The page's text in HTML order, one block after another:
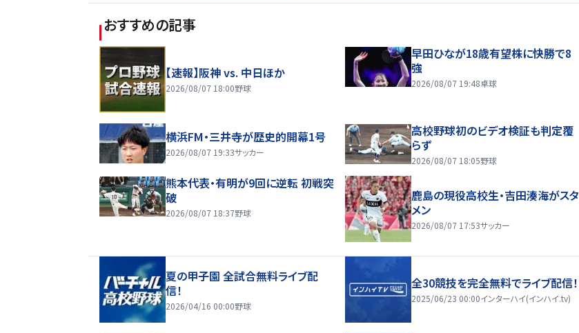
おすすめの記事
【速報】阪神 vs. 中日ほか
2026/08/07 18:00野球
早田ひなが18歳有望株に快勝で8
強
2026/08/07 19:48卓球
横浜FM・三井寺が歴史的開幕1号
2026/08/07 19:33サッカー
高校野球初のビデオ検証も判定覆
らず
2026/08/07 18:05野球
熊本代表・有明が9回に逆転 初戦突
破
2026/08/07 18:37野球
鹿島の現役高校生・吉田湊海がスタ
メン
2026/08/07 17:53サッカー
夏の甲子園 全試合無料ライブ配
信！
2026/04/16 00:00野球
全30競技を完全無料でライブ配信！
2025/06/23 00:00インターハイ(インハイ.tv)